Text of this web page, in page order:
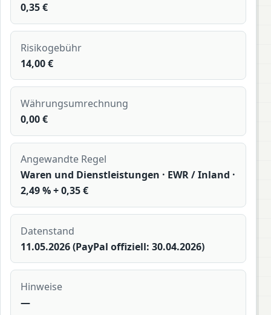
0,35 €
Risikogebühr
14,00 €
Währungsumrechnung
0,00 €
Angewandte Regel
Waren und Dienstleistungen · EWR / Inland ·
2,49 % + 0,35 €
Datenstand
11.05.2026 (PayPal offiziell: 30.04.2026)
Hinweise
—